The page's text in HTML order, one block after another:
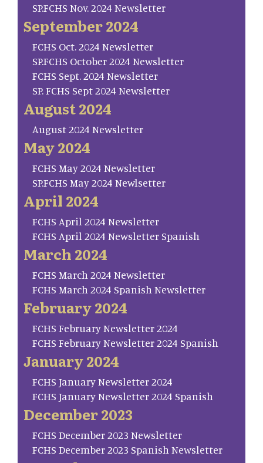
SP.FCHS Nov. 2024 Newsletter
September 2024
FCHS Oct. 2024 Newsletter
SP.FCHS October 2024 Newsletter
FCHS Sept. 2024 Newsletter
SP. FCHS Sept 2024 Newsletter
August 2024
August 2024 Newsletter
May 2024
FCHS May 2024 Newsletter
SP.FCHS May 2024 Newlsetter
April 2024
FCHS April 2024 Newsletter
FCHS April 2024 Newsletter Spanish
March 2024
FCHS March 2024 Newsletter
FCHS March 2024 Spanish Newsletter
February 2024
FCHS February Newsletter 2024
FCHS February Newsletter 2024 Spanish
January 2024
FCHS January Newsletter 2024
FCHS January Newsletter 2024 Spanish
December 2023
FCHS December 2023 Newsletter
FCHS December 2023 Spanish Newsletter